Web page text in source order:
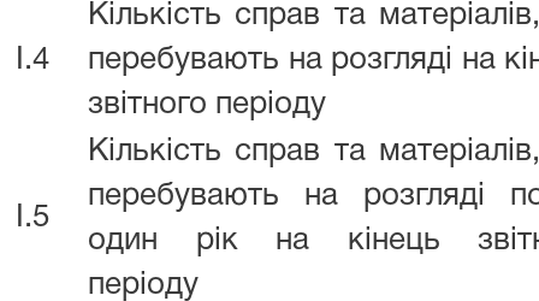
I.4
Кількість справ та
перебувають на розгляді на
звітного періоду
I.5
Кількість справ та
перебувають на розгляді
один рік на кінець
періоду